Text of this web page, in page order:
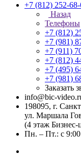
+7 (812) 252-
Назад
Телефоны
+7 (812)
+7 (981)
+7 (911)
+7 (812)
+7 (495)
+7 (981)
Заказать
info@bic-
198095, г.
ул. Маршала
(4 этаж Бизнес-
Пн. – Пт.: с